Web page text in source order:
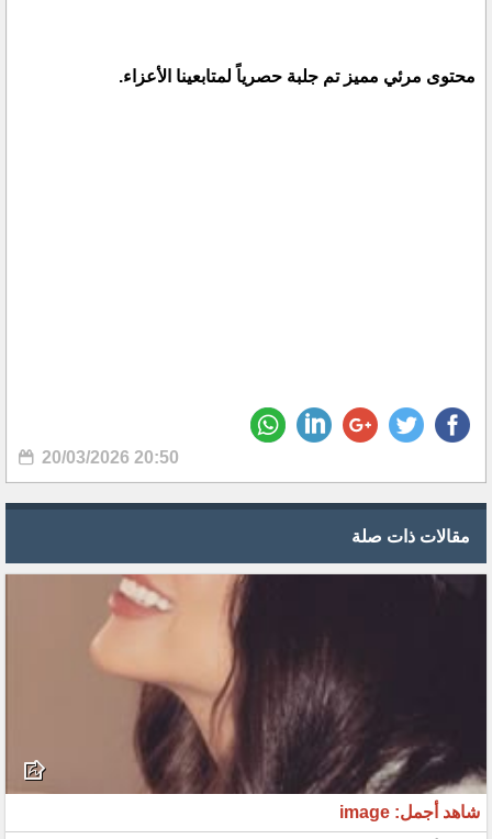
محتوى مرئي مميز تم جلبة حصرياً لمتابعينا الأعزاء.
20/03/2026 20:50
مقالات ذات صلة
شاهد أجمل: image